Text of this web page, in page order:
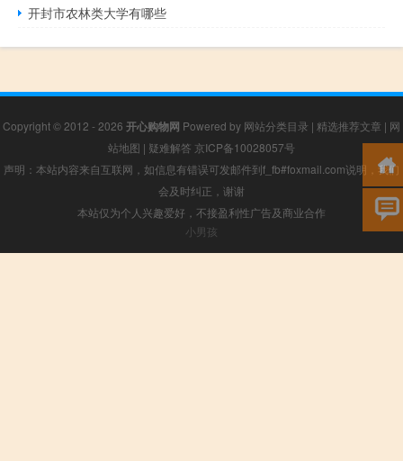
开封市农林类大学有哪些
Copyright © 2012 - 2026 开心购物网 Powered by 网站分类目录 | 精选推荐文章 | 网
站地图 | 疑难解答 京ICP备10028057号
声明：本站内容来自互联网，如信息有错误可发邮件到f_fb#foxmail.com说明，我们
会及时纠正，谢谢
本站仅为个人兴趣爱好，不接盈利性广告及商业合作
小男孩